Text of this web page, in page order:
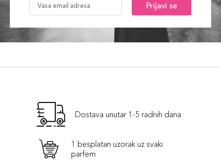
Prijavi se
Dostava unutar 1-5 radnih dana
1 besplatan uzorak uz svaki
parfem